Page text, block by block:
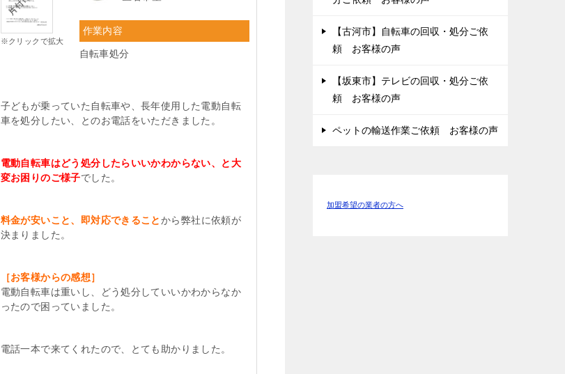
※クリックで拡大
作業内容
自転車処分
子どもが乗っていた自転車や、長年使用した電動自転
車を処分したい、とのお電話をいただきました。
電動自転車はどう処分したらいいかわからない、と大
変お困りのご様子でした。
料金が安いこと、即対応できることから弊社に依頼が
決まりました。
［お客様からの感想］
電動自転車は重いし、どう処分していいかわからなか
ったので困っていました。
電話一本で来てくれたので、とても助かりました。
【古河市】自転車の回収・処分ご依
頼 お客様の声
【坂東市】テレビの回収・処分ご依
頼 お客様の声
ペットの輸送作業ご依頼 お客様の声
加盟希望の業者の方へ